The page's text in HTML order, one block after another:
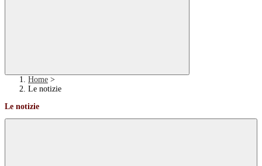
Home >
Le notizie
Le notizie